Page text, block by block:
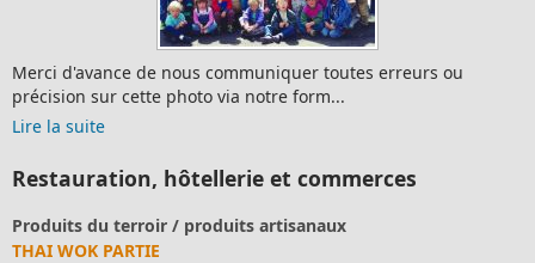
Merci d'avance de nous communiquer toutes erreurs ou
précision sur cette photo via notre form...
Lire la suite
Restauration, hôtellerie et commerces
Produits du terroir / produits artisanaux
THAI WOK PARTIE